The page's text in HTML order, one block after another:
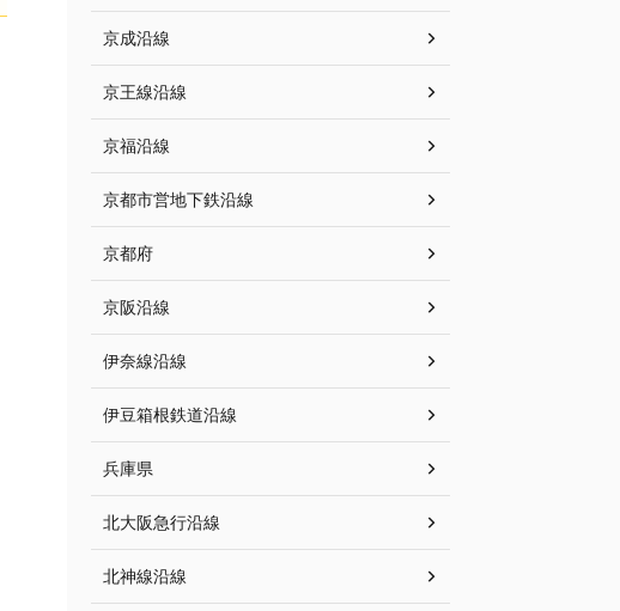
京成沿線
京王線沿線
京福沿線
京都市営地下鉄沿線
京都府
京阪沿線
伊奈線沿線
伊豆箱根鉄道沿線
兵庫県
北大阪急行沿線
北神線沿線